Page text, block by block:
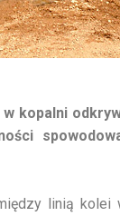
kopalni
linią